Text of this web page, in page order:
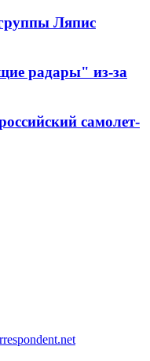
Ляпис
радары" из-за
самолет-